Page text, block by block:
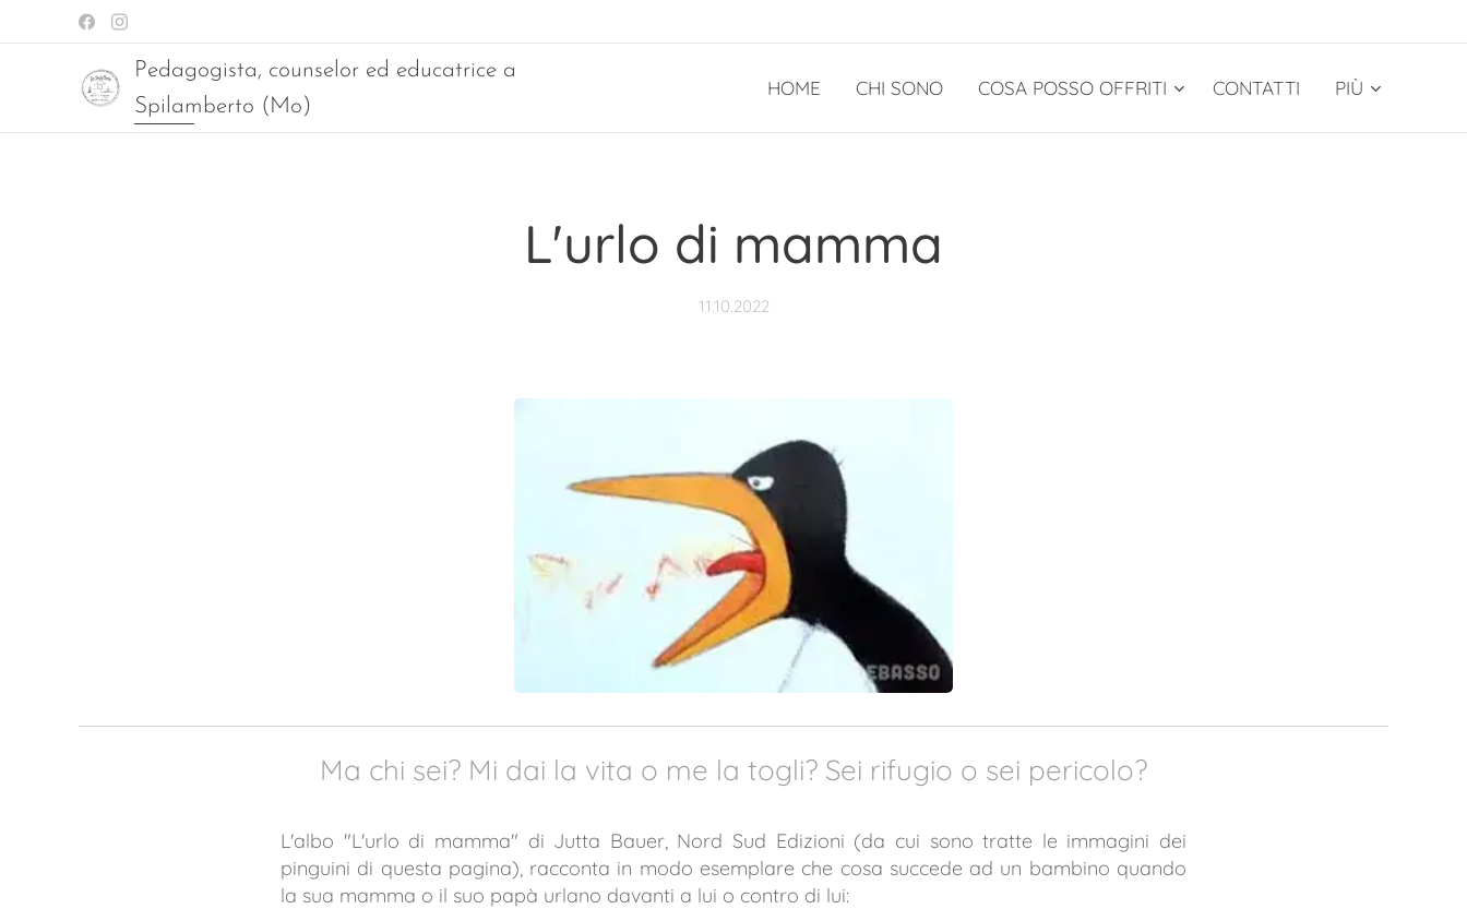
Pedagogista, counselor ed educatrice a
Spilamberto (Mo)
HOME CHI SONO COSA POSSO OFFRITI CONTATTI PIÙ
L'urlo di mamma
11.10.2022
Ma chi sei? Mi dai la vita o me la togli? Sei rifugio o sei pericolo?
L'albo "L'urlo di mamma" di Jutta Bauer, Nord Sud Edizioni (da cui sono tratte le immagini dei
pinguini di questa pagina), racconta in modo esemplare che cosa succede ad un bambino quando
la sua mamma o il suo papà urlano davanti a lui o contro di lui: